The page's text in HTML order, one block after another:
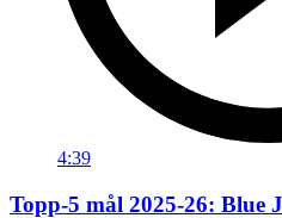
4:39
Topp-5 mål 2025-26: Blue